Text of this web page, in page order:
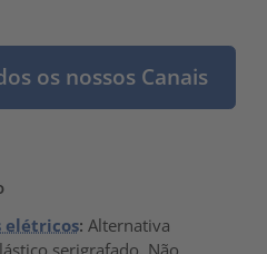
os nossos Canais
elétricos: Alternativa
serigrafado. Não